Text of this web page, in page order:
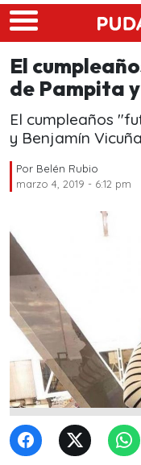
Skip to main content
El
de Pampita
El cumpleaños
y Benjamín Vicuña
Por Belén Rubio
marzo 4, 2019 - 6:12 pm